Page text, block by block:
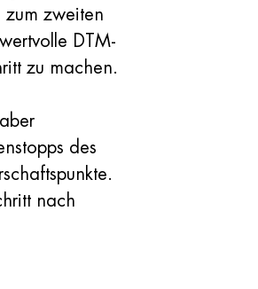
zweiten
DTM-
zu machen.
des
nach